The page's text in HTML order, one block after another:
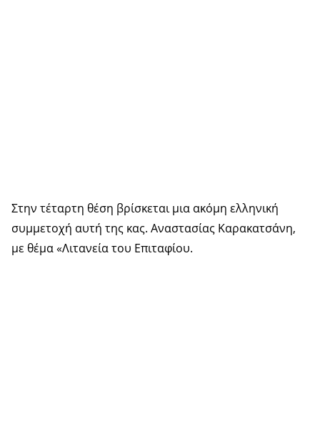
Στην τέταρτη θέση βρίσκεται μια ακόμη ελληνική
συμμετοχή αυτή της κας. Αναστασίας Καρακατσάνη,
με θέμα «Λιτανεία του Επιταφίου.